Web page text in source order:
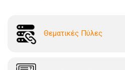
Θεματικές Πύλες